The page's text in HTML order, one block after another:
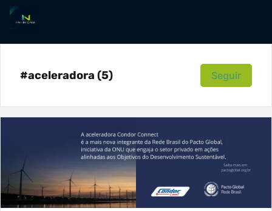
#aceleradora (5) Seguir